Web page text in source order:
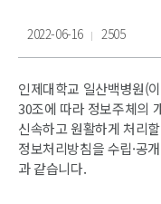
2022-06-16 2505
인제대학교 일산백병원(
30조에 따라 정보주체의
신속하고 원활하게 처리
정보처리방침을 수립·공
과 같습니다.